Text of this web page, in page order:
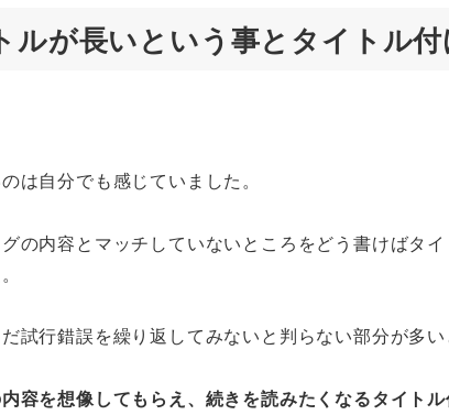
ルが長いという事とタイトル
は自分でも感じていました。
の内容とマッチしていないところをどう書けばタ
試行錯誤を繰り返してみないと判らない部分が多い
容を想像してもらえ、続きを読みたくなるタイトル